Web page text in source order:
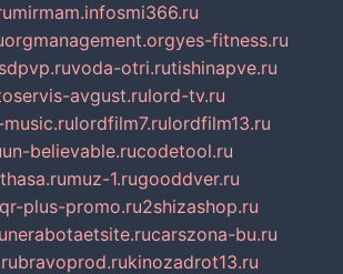
mirmam.infosmi366.ru
orgmanagement.orgyes-fitness.ru
voda-otri.rutishinapve.ru
avgust.rulord-tv.ru
lordfilm7.rulordfilm13.ru
un-believable.rucodetool.ru
muz-1.rugooddver.ru
qr-plus-promo.ru2shizashop.ru
nerabotaetsite.rucarszona-bu.ru
bravoprod.rukinozadrot13.ru